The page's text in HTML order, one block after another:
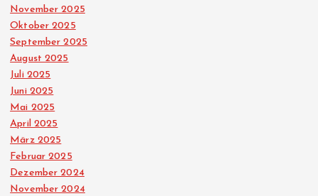
November 2025
Oktober 2025
September 2025
August 2025
Juli 2025
Juni 2025
Mai 2025
April 2025
März 2025
Februar 2025
Dezember 2024
November 2024